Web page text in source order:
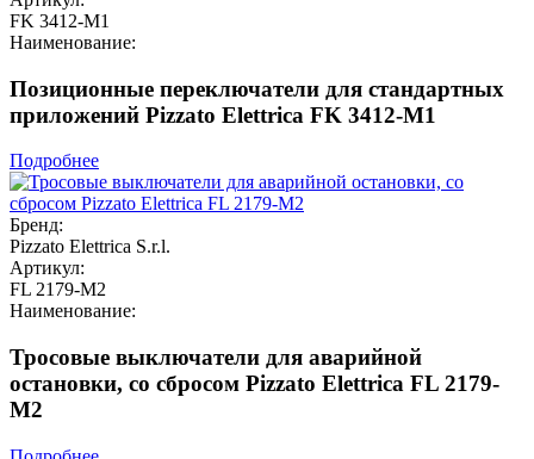
FK 3412-M1
Наименование:
Позиционные переключатели для стандартных
приложений Pizzato Elettrica FK 3412-M1
Подробнее
Бренд:
Pizzato Elettrica S.r.l.
Артикул:
FL 2179-M2
Наименование:
Тросовые выключатели для аварийной
остановки, со сбросом Pizzato Elettrica FL 2179-
M2